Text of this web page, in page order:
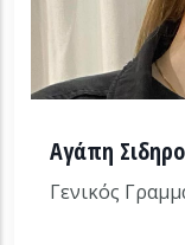
Αγάπη
Γενικός